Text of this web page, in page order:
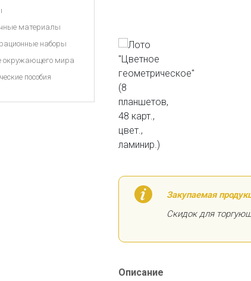
материалы
наборы
окружающего мира
пособия
Закупаемая
Скидок для
Описание